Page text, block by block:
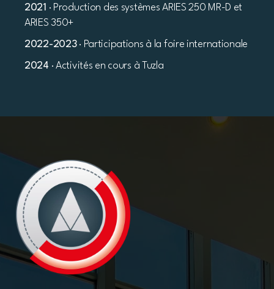
2021 · Production des systèmes ARIES 250 MR-D et
ARIES 350+
2022-2023· Participations à la foire internationale
2024 · Activités en cours à Tuzla